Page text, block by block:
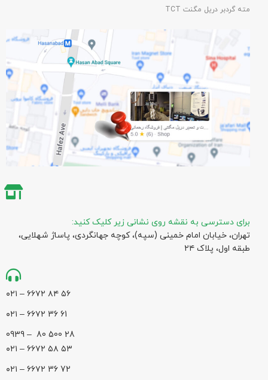
مته گردبر دریل مگنت TCT
برای دسترسی به نقشه روی نشانی زیر کلیک کنید:
تهران، خیابان امام خمینی (سپه)، کوچه جهانگردی،‌ پاساژ شهلایی،
طبقه اول، پلاک ۲۴
۵۶ ۸۴ ۶۶۷۲ – ۰۲۱
61 36 ۶۶۷۲ – ۰۲۱
28 500 80 – 0939
۵۳ ۵۸ ۶۶۷۲ – ۰۲۱
72 36 ۶۶۷۲ – ۰۲۱